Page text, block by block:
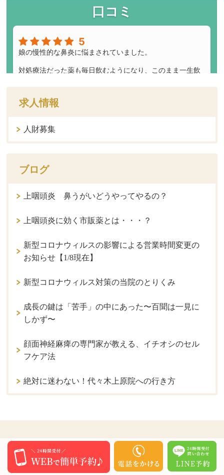
求人情報
人財募集
ブログ
上咽頭炎 鼻うがいどうやってやるの？
上咽頭炎に効く市販薬とは・・・？
新型コロナウィルスの影響による営業時間変更の
お知らせ【1/8現在】
新型コロナウィルス対策の当院のとりくみ
成長の鍵は「苦手」の中にあった〜百聞は一見に
しかず〜
顔面神経麻痺の専門家が教える、イチオシのセル
フケア法
絶対に迷わない！代々木上原院への行き方